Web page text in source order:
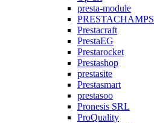
presta-module
PRESTACHAMPS
Prestacraft
PrestaEG
Prestarocket
Prestashop
prestasite
Prestasmart
prestasoo
Pronesis SRL
ProQuality